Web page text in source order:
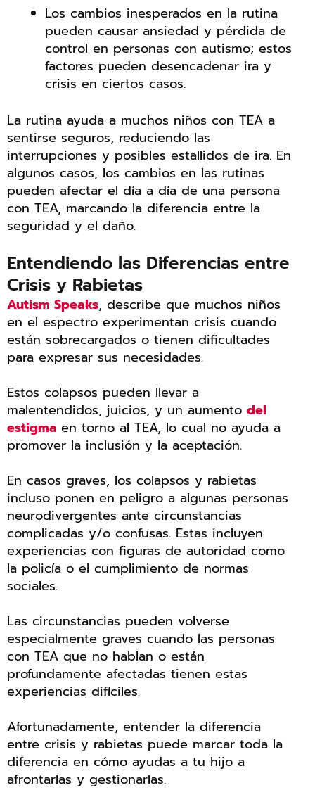
Los cambios inesperados en la rutina
pueden causar ansiedad y pérdida de
control en personas con autismo; estos
factores pueden desencadenar ira y
crisis en ciertos casos.
La rutina ayuda a muchos niños con TEA a
sentirse seguros, reduciendo las
interrupciones y posibles estallidos de ira. En
algunos casos, los cambios en las rutinas
pueden afectar el día a día de una persona
con TEA, marcando la diferencia entre la
seguridad y el daño.
Entendiendo las Diferencias entre
Crisis y Rabietas
Autism Speaks, describe que muchos niños
en el espectro experimentan crisis cuando
están sobrecargados o tienen dificultades
para expresar sus necesidades.
Estos colapsos pueden llevar a
malentendidos, juicios, y un aumento del
estigma en torno al TEA, lo cual no ayuda a
promover la inclusión y la aceptación.
En casos graves, los colapsos y rabietas
incluso ponen en peligro a algunas personas
neurodivergentes ante circunstancias
complicadas y/o confusas. Estas incluyen
experiencias con figuras de autoridad como
la policía o el cumplimiento de normas
sociales.
Las circunstancias pueden volverse
especialmente graves cuando las personas
con TEA que no hablan o están
profundamente afectadas tienen estas
experiencias difíciles.
Afortunadamente, entender la diferencia
entre crisis y rabietas puede marcar toda la
diferencia en cómo ayudas a tu hijo a
afrontarlas y gestionarlas.